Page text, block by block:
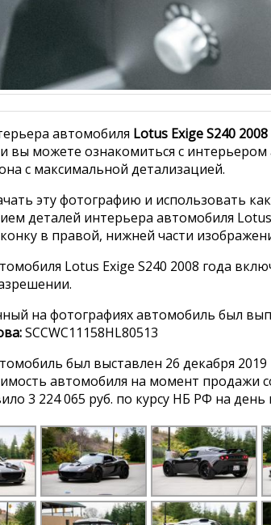
автомобиля Lotus Exige S240
вы можете ознакомиться с интерьером
с максимальной детализацией.
эту фотографию и использовать
деталей интерьера автомобиля Lotus
в правой, нижней части
Lotus Exige S240 2008 года
на фотографиях автомобиль был
SCCWC11158HL80513
был выставлен 26 декабря
автомобиля на момент продажи
3 224 065 руб. по курсу НБ РФ на